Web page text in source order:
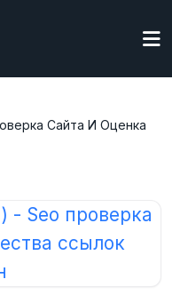
Сайта И Оценка